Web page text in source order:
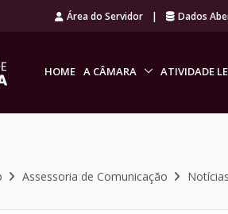
Área do Servidor | Dados
HOME A CÂMARA ATIVIDADE
Assessoria de Comunicação Notícias